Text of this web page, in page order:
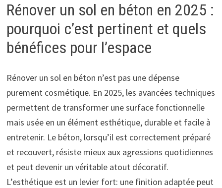
Rénover un sol en béton en 2025 :
pourquoi c’est pertinent et quels
bénéfices pour l’espace
Rénover un sol en béton n’est pas une dépense
purement cosmétique. En 2025, les avancées techniques
permettent de transformer une surface fonctionnelle
mais usée en un élément esthétique, durable et facile à
entretenir. Le béton, lorsqu’il est correctement préparé
et recouvert, résiste mieux aux agressions quotidiennes
et peut devenir un véritable atout décoratif.
L’esthétique est un levier fort: une finition adaptée peut